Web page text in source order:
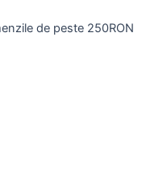
de peste 250RON